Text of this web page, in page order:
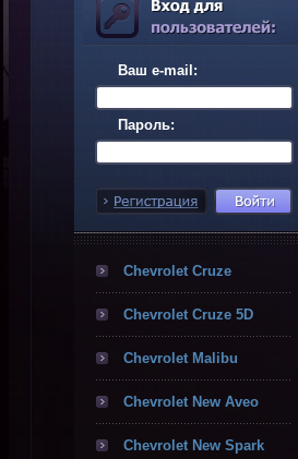
Ваш e-mail:
Пароль:
Chevrolet Cruze
Chevrolet Cruze 5D
Chevrolet Malibu
Chevrolet New Aveo
Chevrolet New Spark